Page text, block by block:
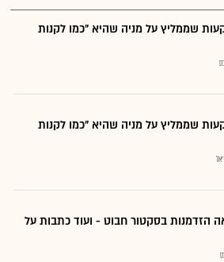
שממליץ על מניה שהיא "כמו לקנות
שממליץ על מניה שהיא "כמו לקנות
הזדמנות בסקטור חבוט - ועוד כתבות על